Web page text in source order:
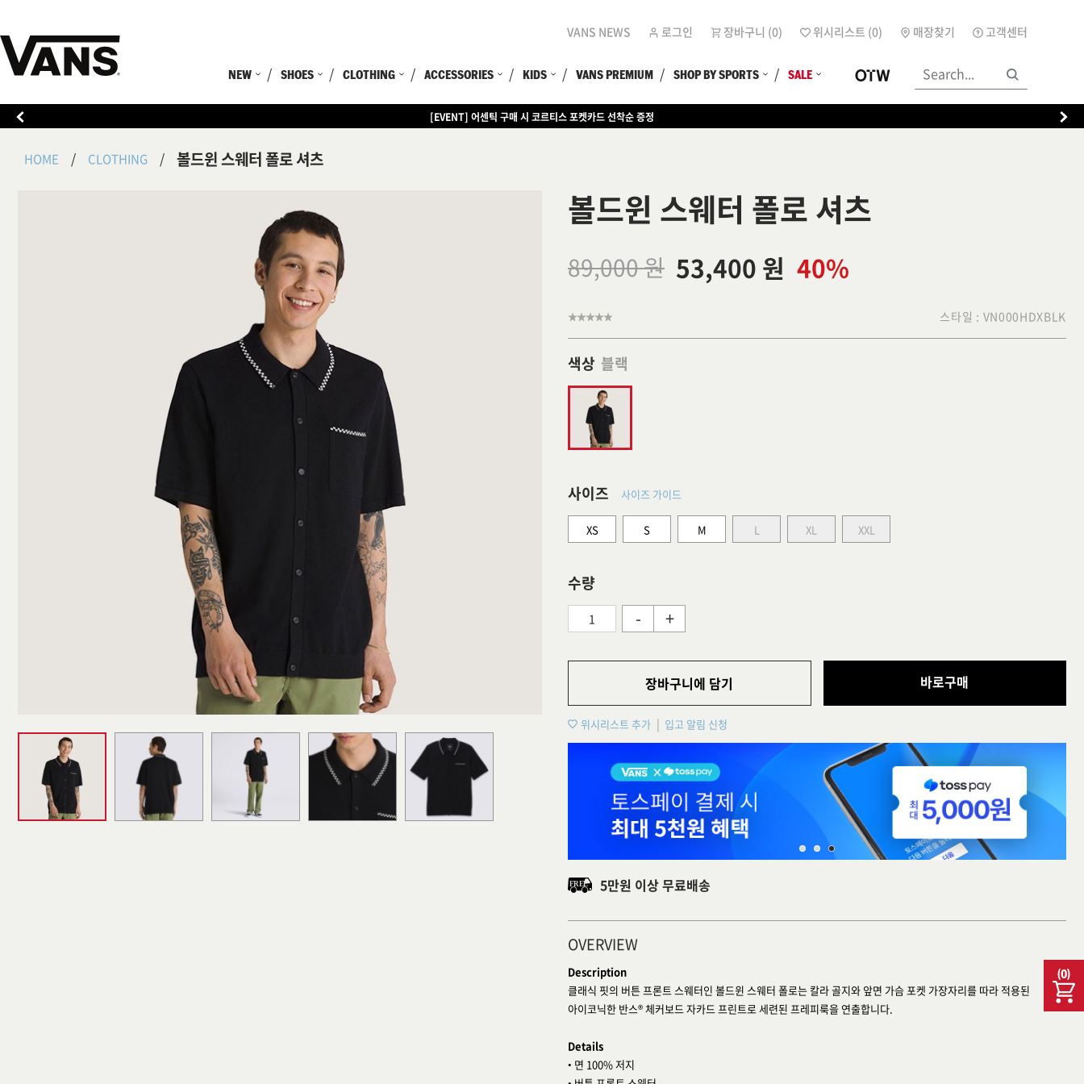
VANS NEWS 로그인 장바구니 (0) 위시리스트 (0) 매장찾기 고객센터
NEW SHOES CLOTHING ACCESSORIES KIDS VANS PREMIUM SHOP BY SPORTS SALE
(0)
[EVENT] 어센틱 구매 시 코르티스 포켓카드 선착순 증정
HOME CLOTHING 볼드윈 스웨터 폴로 셔츠
볼드윈 스웨터 폴로 셔츠
89,000 원 53,400 원 40%
스타일 : VN000HDXBLK
색상 블랙
사이즈 사이즈 가이드
XS S M L XL XXL
수량
- +
장바구니에 담기 바로구매
위시리스트 추가 입고 알림 신청
5만원 이상 무료배송
OVERVIEW
Description
클래식 핏의 버튼 프론트 스웨터인 볼드윈 스웨터 폴로는 칼라 골지와 앞면 가슴 포켓 가장자리를 따라 적용된
아이코닉한 반스® 체커보드 자카드 프린트로 세련된 프레피룩을 연출합니다.
Details
• 면 100% 저지